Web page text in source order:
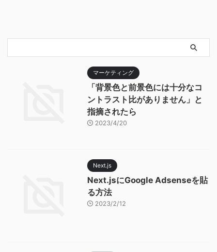
マーケティング
「背景色と前景色には十分なコ
ントラスト比がありません」と
指摘されたら
2023/4/20
Next.js
Next.jsにGoogle Adsenseを貼
る方法
2023/2/12